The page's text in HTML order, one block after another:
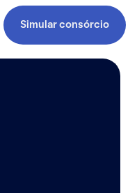
Simular consórcio